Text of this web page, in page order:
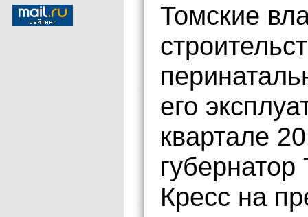
Томские
его
квартале
Кресс на